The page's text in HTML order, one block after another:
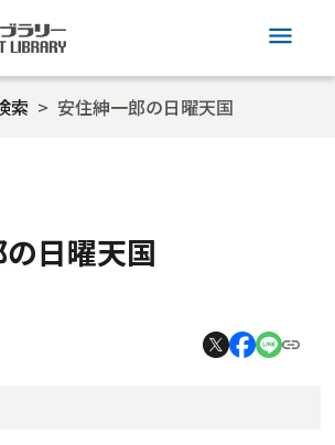
menu
索 安住紳一郎の日曜天国
日曜天国